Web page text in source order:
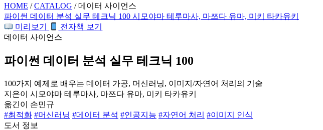
HOME / CATALOG / 데이터 사이언스
파이썬 데이터 분석 실무 테크닉 100 시모야마 테루마사, 마쯔다 유마, 미키 타카유키
미리보기
전자책 보기
데이터 사이언스
파이썬 데이터 분석 실무 테크닉 100
100가지 예제로 배우는 데이터 가공, 머신러닝, 이미지/자연어 처리의 기술
지은이
시모야마 테루마사, 마쯔다 유마, 미키 타카유키
옮긴이
손민규
#최적화 #머신러닝 #데이터 분석 #인공지능 #자연어 처리 #이미지 인식
도서 정보